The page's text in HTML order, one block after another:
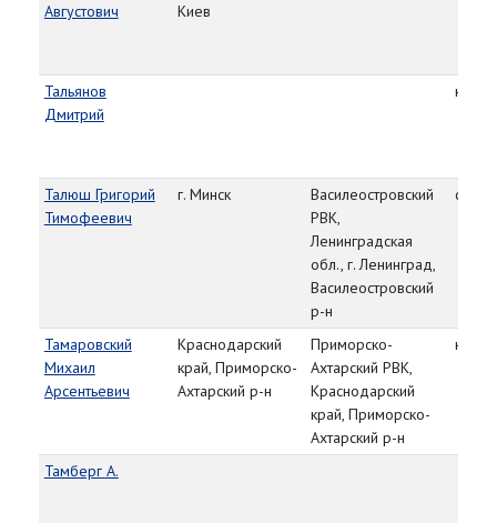
Августович
Киев
Тальянов
Дмитрий
Талюш Григорий
Тимофеевич
г. Минск
Василеостровский
РВК,
Ленинградская
обл., г. Ленинград,
Василеостровский
р-н
ст.
Тамаровский
Михаил
Арсентьевич
Краснодарский
край, Приморско-
Ахтарский р-н
Приморско-
Ахтарский РВК,
Краснодарский
край, Приморско-
Ахтарский р-н
Тамберг А.